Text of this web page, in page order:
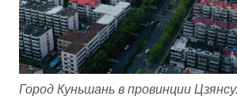
Город Куньшань в провинции